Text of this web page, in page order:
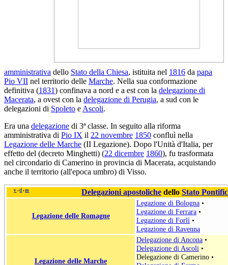
amministrativa dello Stato della Chiesa, istituita nel 1816 da papa
Pio VII nel territorio delle Marche. Nella sua conformazione
definitiva (1831) confinava a nord e a est con la delegazione di
Macerata, a ovest con la delegazione di Perugia, a sud con le
delegazioni di Spoleto e Ascoli.
Era una delegazione di 3ª classe. In seguito alla riforma
amministrativa di Pio IX il 22 novembre 1850 confluì nella
Legazione delle Marche (II Legazione). Dopo l'Unità d'Italia, per
effetto del (decreto Minghetti) (22 dicembre 1860), fu trasformata
nel circondario di Camerino in provincia di Macerata, acquistando
anche il territorio (all'epoca umbro) di Visso.
v • d • m Delegazioni apostoliche delloStato
Legazione delle Romagne
Legazione di Bologna •
Legazione di Ferrara •
Legazione di Forlì •
Legazione di Ravenna
Legazione delle Marche
Delegazione di Ancona •
Delegazione di Ascoli •
Delegazione di Camerino •